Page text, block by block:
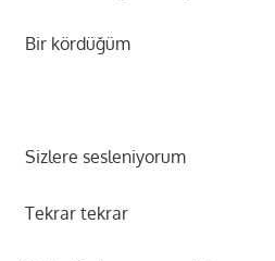
Bir kördüğüm
Sizlere sesleniyorum
Tekrar tekrar